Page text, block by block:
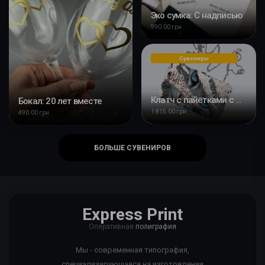
Бокал: 20 лет вместе
490.00 грн
Эко сумка: С надписью
990.00 грн
Сувениры
Клатч с пайетками с Вашим дизайном
1 815.00 грн
БОЛЬШЕ СУВЕНИРОВ
Express Print
Оперативная полиграфия
Мы - современная типография,